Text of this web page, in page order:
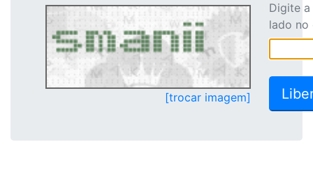
[trocar imagem]
Digite
lado no